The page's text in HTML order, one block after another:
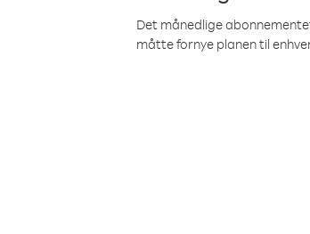
Det månedlige
måtte fornye planen til